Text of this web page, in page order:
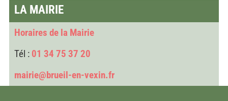
LA MAIRIE
Horaires de la Mairie
Tél : 01 34 75 37 20
mairie@brueil-en-vexin.fr